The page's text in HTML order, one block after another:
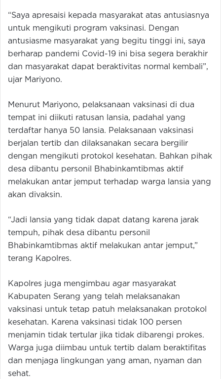
“Saya apresaisi kepada masyarakat atas antusiasnya
untuk mengikuti program vaksinasi. Dengan
antusiasme masyarakat yang begitu tinggi ini, saya
berharap pandemi Covid-19 ini bisa segera berakhir
dan masyarakat dapat beraktivitas normal kembali”,
ujar Mariyono.
Menurut Mariyono, pelaksanaan vaksinasi di dua
tempat ini diikuti ratusan lansia, padahal yang
terdaftar hanya 50 lansia. Pelaksanaan vaksinasi
berjalan tertib dan dilaksanakan secara bergilir
dengan mengikuti protokol kesehatan. Bahkan pihak
desa dibantu personil Bhabinkamtibmas aktif
melakukan antar jemput terhadap warga lansia yang
akan divaksin.
“Jadi lansia yang tidak dapat datang karena jarak
tempuh, pihak desa dibantu personil
Bhabinkamtibmas aktif melakukan antar jemput,”
terang Kapolres.
Kapolres juga mengimbau agar masyarakat
Kabupaten Serang yang telah melaksanakan
vaksinasi untuk tetap patuh melaksanakan protokol
kesehatan. Karena vaksinasi tidak 100 persen
menjamin tidak tertular jika tidak dibarengi prokes.
Warga juga diimbau untuk tertib dalam beraktifitas
dan menjaga lingkungan yang aman, nyaman dan
sehat.